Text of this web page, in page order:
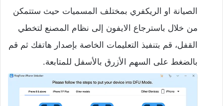
الصيانة او الريكفري بمختلف المسميات حيث ستتمكن
من خلال باسترجاع الايفون إلى نظام المصنع لتخطي
القفل، قم بتنفيذ التعليمات الخاصة بإصدار هاتفك ثم قم
بالضغط على السهم الأزرق بالأسفل للمتابعة.